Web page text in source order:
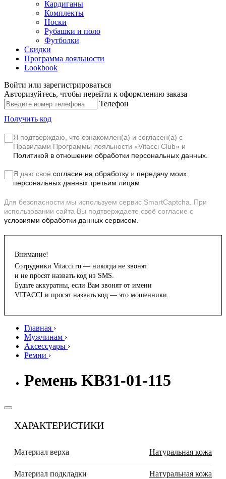
Кардиганы
Комплекты
Носки
Рубашки и поло
Футболки
Скидки
Программа лояльности
Lookbook
Войти или зарегистрироваться
Авторизуйтесь, чтобы перейти к оформлению заказа
Телефон
Получить код
Я подтверждаю, что ознакомлен(а) и согласен(а) с
Правилами Программы лояльности «Vitacci Club» и
Политикой в отношении обработки персональных данных.
Я даю своё согласие на обработку и передачу моих
персональных данных третьим лицам
Для безопасности мы используем сервис SmartCaptcha. При
использовании сайта Вы подтверждаете своё согласие с
условиями обработки данных сервисом.
Внимание!
Сотрудники Vitacci.ru — никогда не звонят
и не просят назвать код из SMS.
Будьте аккуратны, если Вам звонят от имени
VITACCI и просят назвать код — это мошенники.
Главная ›
Мужчинам ›
Аксессуары ›
Ремни ›
Ремень KB31-01-115
ХАРАКТЕРИСТИКИ
Материал верха Натуральная кожа
Материал подкладки Натуральная кожа